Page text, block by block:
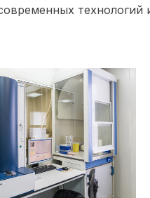
технологий